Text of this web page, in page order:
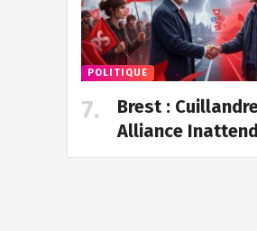
POLITIQUE
Brest :
Alliance